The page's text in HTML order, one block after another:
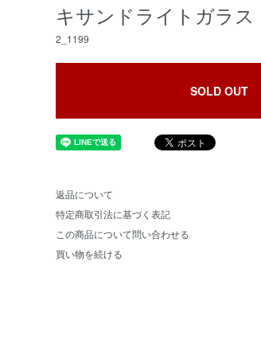
キサンドライトガラ
2_1199
SOLD OUT
返品について
特定商取引法に基づく表記
この商品について問い合わせる
買い物を続ける